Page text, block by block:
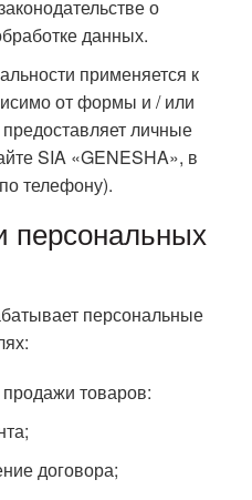
о
данных.
применяется к
от формы и / или
личные
SIA «GENESHA», в
телефону).
персональных
персональные
товаров:
договора;